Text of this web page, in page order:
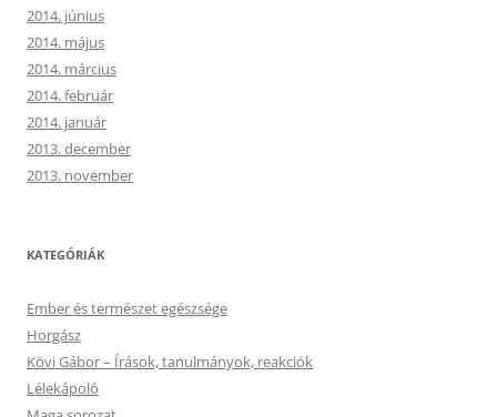
2014. június
2014. május
2014. március
2014. február
2014. január
2013. december
2013. november
KATEGÓRIÁK
Ember és természet egészsége
Horgász
Kövi Gábor – Írások, tanulmányok, reakciók
Lélekápoló